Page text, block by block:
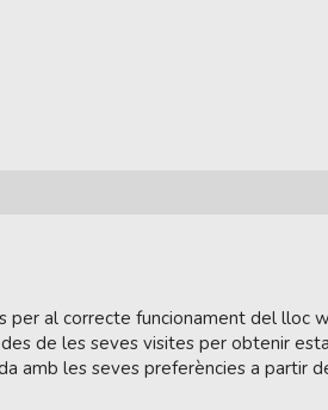
per al correcte funcionament del lloc
de les seves visites per obtenir
amb les seves preferències a partir